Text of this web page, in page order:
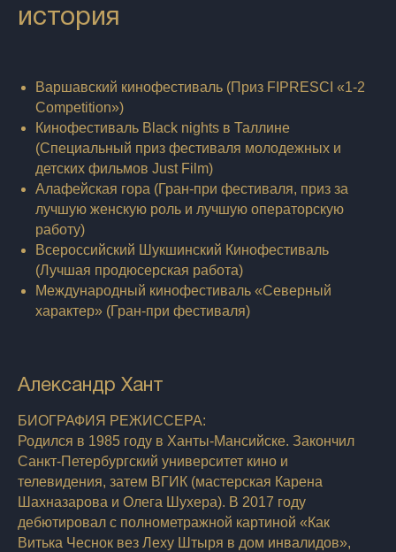
история
Варшавский кинофестиваль (Приз FIPRESCI «1-2
Competition»)
Кинофестиваль Black nights в Таллине
(Специальный приз фестиваля молодежных и
детских фильмов Just Film)
Алафейская гора (Гран-при фестиваля, приз за
лучшую женскую роль и лучшую операторскую
работу)
Всероссийский Шукшинский Кинофестиваль
(Лучшая продюсерская работа)
Международный кинофестиваль «Северный
характер» (Гран-при фестиваля)
Александр Хант
БИОГРАФИЯ РЕЖИССЕРА:
Родился в 1985 году в Ханты-Мансийске. Закончил
Санкт-Петербургский университет кино и
телевидения, затем ВГИК (мастерская Карена
Шахназарова и Олега Шухера). В 2017 году
дебютировал с полнометражной картиной «Как
Витька Чеснок вез Леху Штыря в дом инвалидов»,